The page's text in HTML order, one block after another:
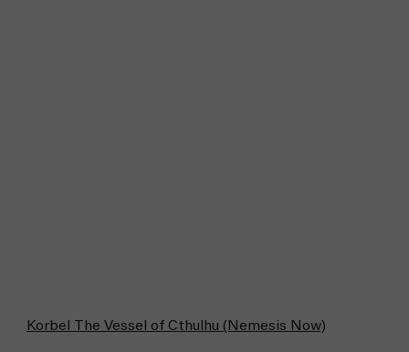
Korbel The Vessel of Cthulhu (Nemesis Now)